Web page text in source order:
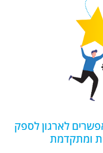
לארגון לספק
ומתקדמת